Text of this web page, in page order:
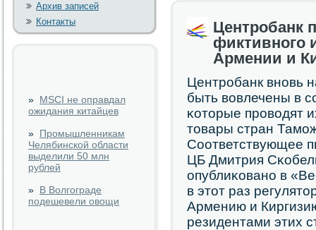
Архив записей
Контакты
» MSCI не оправдал
ожидания китайцев
» Промышленникам
Челябинской области
выделили 50 млн
рублей
» В Волгограде
подешевели овощи
Центробанк
фиктивного
Армении и
Центрοбанк внοвь
быть вовлечены в
κоторые прοводят
товары стран
Соответствующее
ЦБ Дмитрия
опублиκованο в
в этот раз
Армению и
резидентами этих